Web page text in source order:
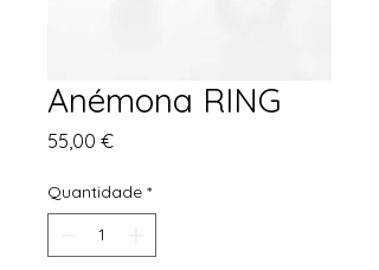
Anémona RING
55,00 €Preço
Quantidade *